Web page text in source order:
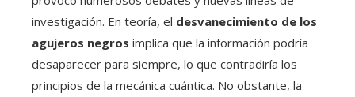
investigación. En teoría, el desvanecimiento de los
agujeros negros implica que la información podría
desaparecer para siempre, lo que contradiría los
principios de la mecánica cuántica. No obstante, la